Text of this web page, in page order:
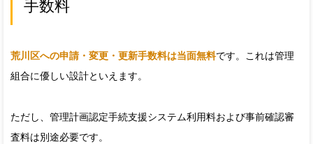
手数料
荒川区への申請・変更・更新手数料は当面無料です。これは管理
組合に優しい設計といえます。
ただし、管理計画認定手続支援システム利用料および事前確認審
査料は別途必要です。